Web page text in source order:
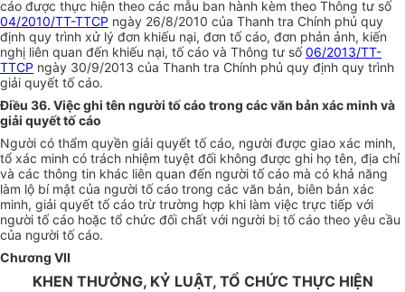
cáo được thực hiện theo các mẫu ban hành kèm theo Thông tư số
04/2010/TT-TTCP ngày 26/8/2010 của Thanh tra Chính phủ quy
định quy trình xử lý đơn khiếu nại, đơn tố cáo, đơn phản ảnh, kiến
nghị liên quan đến khiếu nại, tố cáo và Thông tư số06/2013/TT-
TTCP ngày 30/9/2013 của Thanh tra Chính phủ quy định quy trình
giải quyết tố cáo.
Điều 36. Việc ghi tên người tố cáo trong các văn bản xác minh và
giải quyết tố cáo
Người có thẩm quyền giải quyết tố cáo, người được giao xác minh,
tổ xác minh có trách nhiệm tuyệt đối không được ghi họ tên, địa chỉ
và các thông tin khác liên quan đến người tố cáo mà có khả năng
làm lộ bí mật của người tố cáo trong các văn bản, biên bản xác
minh, giải quyết tố cáo trừ trường hợp khi làm việc trực tiếp với
người tố cáo hoặc tổ chức đối chất với người bị tố cáo theo yêu cầu
của người tố cáo.
Chương VII
KHEN THƯỞNG, KỶ LUẬT, TỔ CHỨC THỰC HIỆN